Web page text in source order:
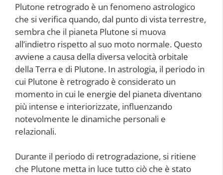
Plutone retrogrado è un fenomeno astrologico
che si verifica quando, dal punto di vista terrestre,
sembra che il pianeta Plutone si muova
all’indietro rispetto al suo moto normale. Questo
avviene a causa della diversa velocità orbitale
della Terra e di Plutone. In astrologia, il periodo in
cui Plutone è retrogrado è considerato un
momento in cui le energie del pianeta diventano
più intense e interiorizzate, influenzando
notevolmente le dinamiche personali e
relazionali.
Durante il periodo di retrogradazione, si ritiene
che Plutone metta in luce tutto ciò che è stato